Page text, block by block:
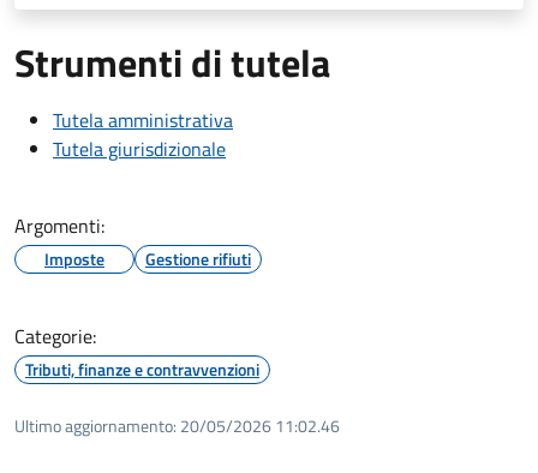
Strumenti di tutela
Tutela amministrativa
Tutela giurisdizionale
Argomenti:
Imposte Gestione rifiuti
Categorie:
Tributi, finanze e contravvenzioni
Ultimo aggiornamento: 20/05/2026 11:02.46